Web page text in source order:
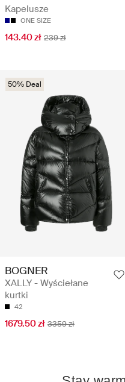
Kapelusze
ONE SIZE
143.40 zł 239 zł
50% Deal
BOGNER
XALLY - Wyściełane
kurtki
42
1679.50 zł 3359 zł